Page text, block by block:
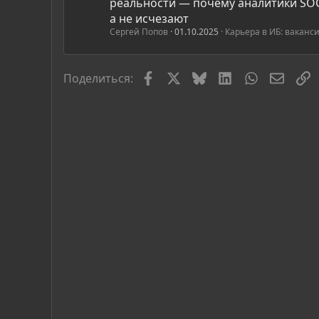
а не исчезают
Сергей Попов 01.10.2025 Карьера в ИБ:
Поделиться: FacebookBlueskyLinkedInWhatsApp